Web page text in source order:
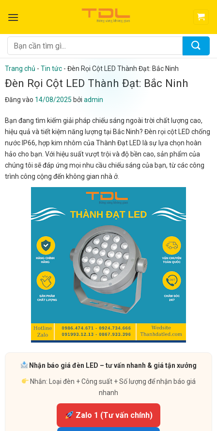
qua
dung
Tìm
kiếm:
Trang chủ - Tin tức - Đèn Rọi Cột LED Thành Đạt: Bắc Ninh
Đèn Rọi Cột LED Thành Đạt: Bắc Ninh
Đăng vào 14/08/2025 bởi admin
Bạn đang tìm kiếm giải pháp chiếu sáng ngoài trời chất lượng cao,
hiệu quả và tiết kiệm năng lượng tại Bắc Ninh? Đèn rọi cột LED chống
nước IP66, hợp kim nhôm của Thành Đạt LED là sự lựa chọn hoàn
hảo cho bạn. Với hiệu suất vượt trội và độ bền cao, sản phẩm của
chúng tôi sẽ đáp ứng mọi nhu cầu chiếu sáng của bạn, từ các công
trình công cộng đến không gian nhà ở.
Nhận báo giá đèn LED – tư vấn nhanh & giá tận xưởng
Nhắn: Loại đèn + Công suất + Số lượng để nhận báo giá
nhanh
Zalo 1 (Tư vấn chính)